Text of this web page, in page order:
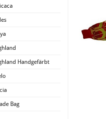
Handgefärbt
Bag